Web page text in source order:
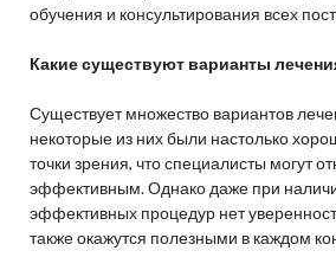
обучения и консультирования всех
Какие существуют варианты
Существует множество вариантов
некоторые из них были настолько
точки зрения, что специалисты могут
эффективным. Однако даже при
эффективных процедур нет
также окажутся полезными в каждом